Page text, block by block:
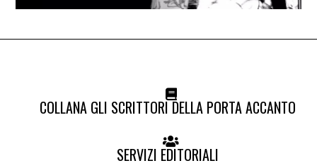
COLLANA GLI SCRITTORI DELLA PORTA ACCANTO
SERVIZI EDITORIALI